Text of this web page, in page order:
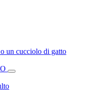
un cucciolo di gatto